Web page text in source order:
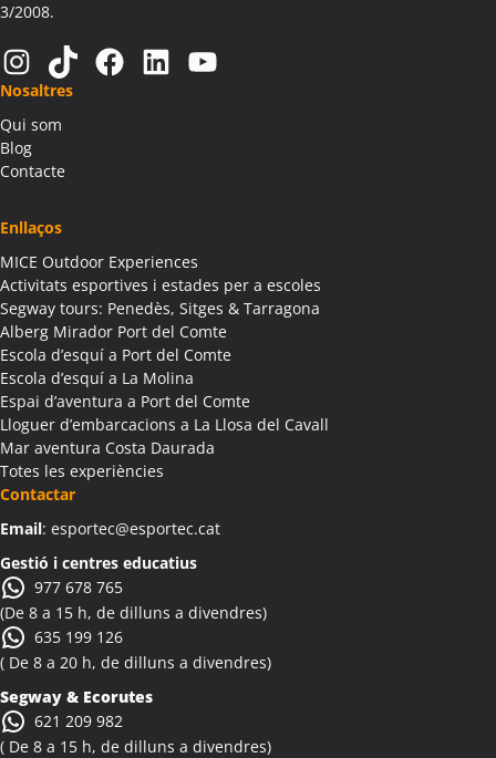
Colònies Escolars Aitona
Activitats Teambuilding Empreses Alàs i Cerc
Activitats Família Amics Alàs i Cerc
Colònies Escolars Alàs i Cerc
Activitats Teambuilding Empreses Albagés
Activitats Família Amics Albagés
Colònies Escolars Albanyà
Activitats Teambuilding Empreses Albatàrrec
Activitats Família Amics Albatàrrec
Colònies Escolars Albatàrrec
Activitats Teambuilding Empreses Albesa
Activitats Família Amics Albesa
Colònies Escolars Albesa
Activitats Teambuilding Empreses Albi
Activitats Família Amics Albi
Colònies Escolars Albi
Activitats Teambuilding Empreses Albinyana
Activitats Família Amics Albinyana
Colònies Escolars Albinyana
Activitats Teambuilding Empreses Albiol
Activitats Família Amics Albiol
Colònies Escolars Albiol
Activitats Teambuilding Empreses Albocàsser
3/2008.
Instagram TikTok Facebook LinkedIn YouTube
Nosaltres
Qui som
Blog
Contacte
Enllaços
MICE Outdoor Experiences
Activitats esportives i estades per a escoles
Segway tours: Penedès, Sitges & Tarragona
Alberg Mirador Port del Comte
Escola d’esquí a Port del Comte
Escola d’esquí a La Molina
Espai d’aventura a Port del Comte
Lloguer d’embarcacions a La Llosa del Cavall
Mar aventura Costa Daurada
Totes les experiències
Contactar
Email: esportec@esportec.cat
Gestió i centres educatius
977 678 765
(De 8 a 15 h, de dilluns a divendres)
635 199 126
( De 8 a 20 h, de dilluns a divendres)
Segway & Ecorutes
621 209 982
( De 8 a 15 h, de dilluns a divendres)